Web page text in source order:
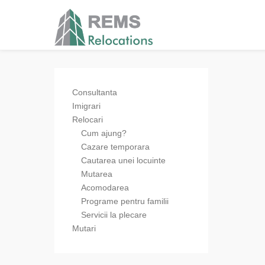
Consultanta
Imigrari
Relocari
Cum ajung?
Cazare temporara
Cautarea unei locuinte
Mutarea
Acomodarea
Programe pentru familii
Servicii la plecare
Mutari